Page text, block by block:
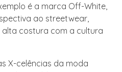
é a marca Off-White,
ao streetwear,
costura com a cultura
X-celências da moda